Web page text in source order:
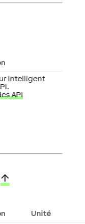
intelligent
API
↑
Unité